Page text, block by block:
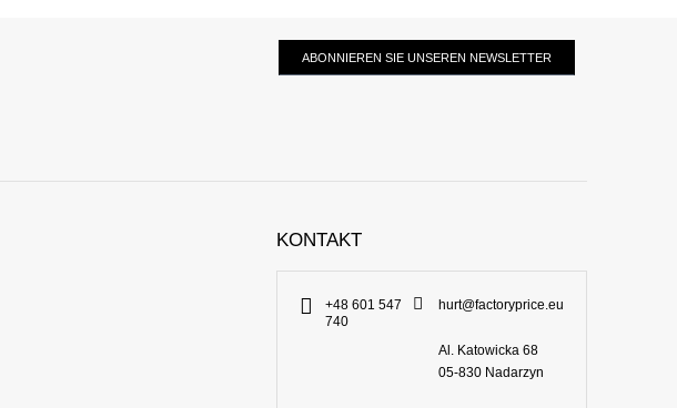
ABONNIEREN SIE UNSEREN NEWSLETTER
KONTAKT
+48 601 547
740
hurt@factoryprice.eu
Al. Katowicka 68
05-830 Nadarzyn